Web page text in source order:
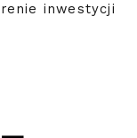
inwestycji